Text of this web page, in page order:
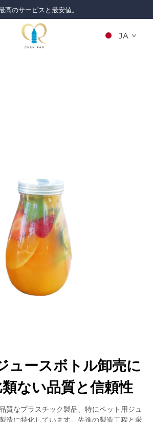
高のサービスと最安値。
JA
ュースボトル卸売に
ない品質と信頼性
質なプラスチック製品、特にペット用ジュ
造に特化しています。先進の製造工程と厳